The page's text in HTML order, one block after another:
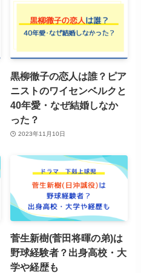
黒柳徹子の恋人は誰？ピア
ニストのワイセンベルクと
40年愛・なぜ結婚しなか
った？
2023年11月10日
菅生新樹(菅田将暉の弟)は
野球経験者？出身高校・大
学や経歴も